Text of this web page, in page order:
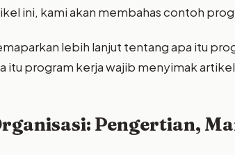
ini, kami akan membahas contoh
lebih lanjut tentang apa itu
itu program kerja wajib menyimak
Pengertian,